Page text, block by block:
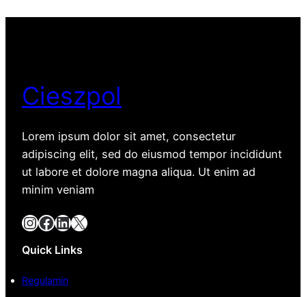
Cieszpol
Lorem ipsum dolor sit amet, consectetur
adipiscing elit, sed do eiusmod tempor incididunt
ut labore et dolore magna aliqua. Ut enim ad
minim veniam
InstagramFacebook LinkedIn X
Quick Links
Regulamin